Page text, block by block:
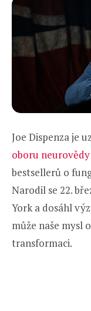
Joe Dispenza je
oboru
bestsellerů o
Narodil se 22.
York a dosáhl
může naše mysl
transformaci.